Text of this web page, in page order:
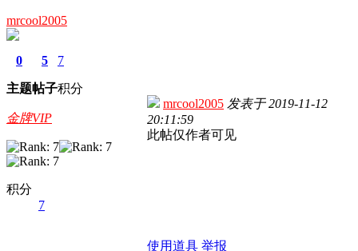
mrcool2005
0
主题
5
帖子
7
积分
金牌VIP
积分
7
mrcool2005 发表于2019-11-12
20:11:59
此帖仅作者可见
使用道具 举报